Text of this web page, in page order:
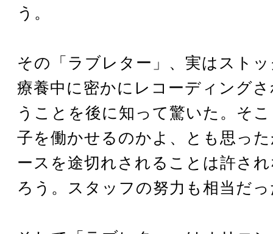
う。
その「ラブレター」、実はスト
療養中に密かにレコーディング
うことを後に知って驚いた。そ
子を働かせるのかよ、とも思っ
ースを途切れされることは許さ
ろう。スタッフの努力も相当だ